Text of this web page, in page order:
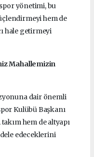
yönetimi, bu
hem de
hale getirmeyi
Mahallemizin
dair önemli
Kulübü Başkanı
hem de altyapı
edeceklerini